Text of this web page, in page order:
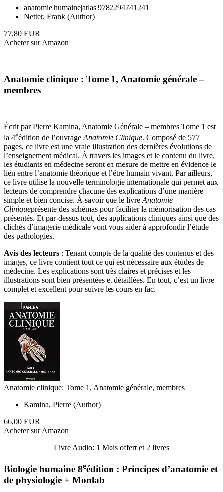
anatomie|humaine|atlas|9782294741241
Netter, Frank (Author)
77,80 EUR
Acheter sur Amazon
Anatomie clinique : Tome 1, Anatomie générale –
membres
Écrit par Pierre Kamina, Anatomie Générale – membres Tome 1 est
la 4eédition de l’ouvrage Anatomie Clinique. Composé de 577
pages, ce livre est une vraie illustration des dernières évolutions de
l’enseignement médical. À travers les images et le contenu du livre,
les étudiants en médecine seront en mesure de mettre en évidence le
lien entre l’anatomie théorique et l’être humain vivant. Par ailleurs,
ce livre utilise la nouvelle terminologie internationale qui permet aux
lecteurs de comprendre chacune des explications d’une manière
simple et bien concise. À savoir que le livre Anatomie
Cliniqueprésente des schémas pour faciliter la mémorisation des cas
présentés. Et par-dessus tout, des applications cliniques ainsi que des
clichés d’imagerie médicale vont vous aider à approfondir l’étude
des pathologies.
Avis des lecteurs : Tenant compte de la qualité des contenus et des
images, ce livre contient tout ce qui est nécessaire aux études de
médecine. Les explications sont très claires et précises et les
illustrations sont bien présentées et détaillées. En tout, c’est un livre
complet et excellent pour suivre les cours en fac.
Anatomie clinique: Tome 1, Anatomie générale, membres
Kamina, Pierre (Author)
66,00 EUR
Acheter sur Amazon
Livre Audio: 1 Mois offert et 2 livres
Biologie humaine 8eédition : Principes d’anatomie et
de physiologie + Monlab